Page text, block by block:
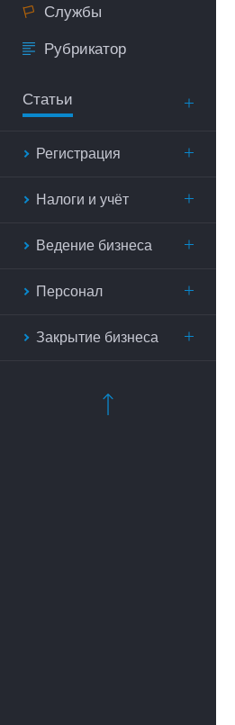
Службы
Рубрикатор
Статьи
Регистрация
Налоги и учёт
Ведение бизнеса
Персонал
Закрытие бизнеса